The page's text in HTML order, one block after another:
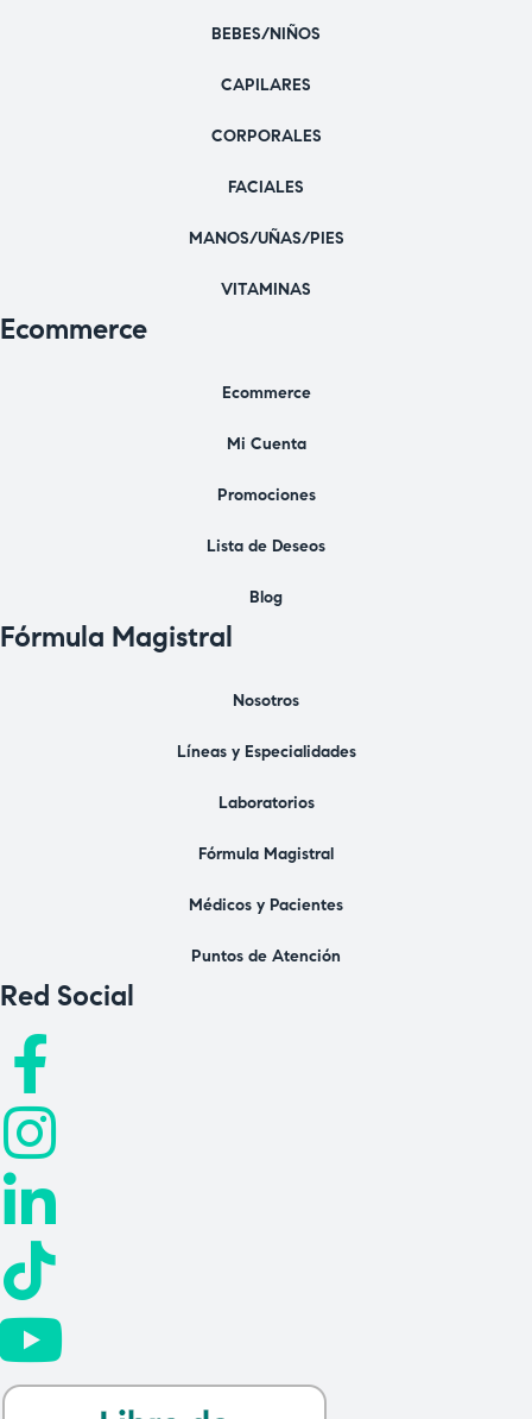
BEBES/NIÑOS
CAPILARES
CORPORALES
FACIALES
MANOS/UÑAS/PIES
VITAMINAS
Ecommerce
Ecommerce
Mi Cuenta
Promociones
Lista de Deseos
Blog
Fórmula Magistral
Nosotros
Líneas y Especialidades
Laboratorios
Fórmula Magistral
Médicos y Pacientes
Puntos de Atención
Red Social